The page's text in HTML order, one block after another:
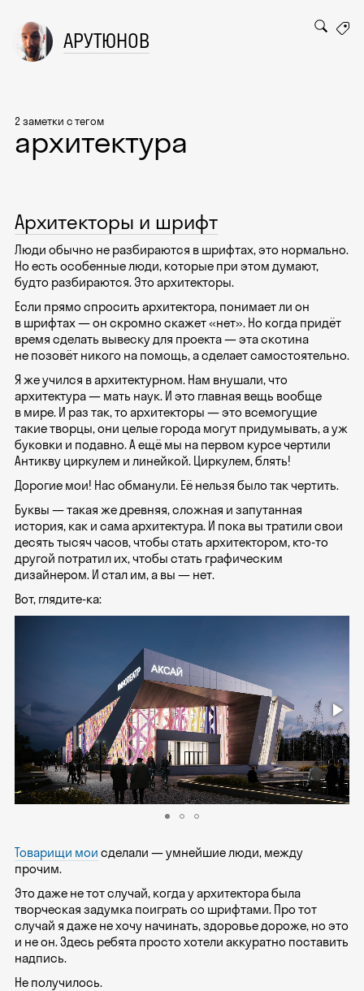
АРУТЮНОВ
2 заметки с тегом
архитектура
Архитекторы и шрифт
Люди обычно не разбираются в шрифтах, это нормально.
Но есть особенные люди, которые при этом думают,
будто разбираются. Это архитекторы.
Если прямо спросить архитектора, понимает ли он
в шрифтах — он скромно скажет «нет». Но когда придёт
время сделать вывеску для проекта — эта скотина
не позовёт никого на помощь, а сделает самостоятельно.
Я же учился в архитектурном. Нам внушали, что
архитектура — мать наук. И это главная вещь вообще
в мире. И раз так, то архитекторы — это всемогущие
такие творцы, они целые города могут придумывать, а уж
буковки и подавно. А ещё мы на первом курсе чертили
Антикву циркулем и линейкой. Циркулем, блять!
Дорогие мои! Нас обманули. Её нельзя было так чертить.
Буквы — такая же древняя, сложная и запутанная
история, как и сама архитектура. И пока вы тратили свои
десять тысяч часов, чтобы стать архитектором, кто-то
другой потратил их, чтобы стать графическим
дизайнером. И стал им, а вы — нет.
Вот, глядите-ка:
Товарищи мои сделали — умнейшие люди, между
прочим.
Это даже не тот случай, когда у архитектора была
творческая задумка поиграть со шрифтами. Про тот
случай я даже не хочу начинать, здоровье дороже, но это
и не он. Здесь ребята просто хотели аккуратно поставить
надпись.
Не получилось.